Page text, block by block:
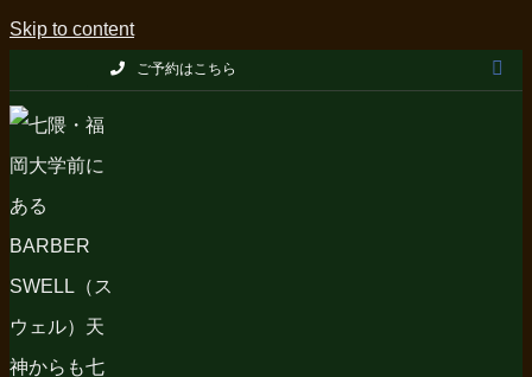
Skip to content
ご予約はこちら